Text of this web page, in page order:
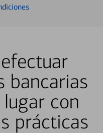
bancarias
con
prácticas